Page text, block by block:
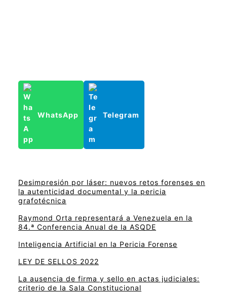
WhatsApp Telegram
Desimpresión por láser: nuevos retos forenses en
la autenticidad documental y la pericia
grafotécnica
Raymond Orta representará a Venezuela en la
84.ª Conferencia Anual de la ASQDE
Inteligencia Artificial en la Pericia Forense
LEY DE SELLOS 2022
La ausencia de firma y sello en actas judiciales:
criterio de la Sala Constitucional